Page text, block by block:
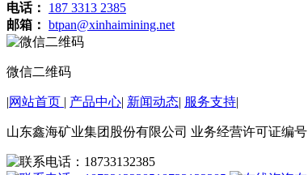
电话：
187 3313 2385
邮箱： btpan@xinhaimining.net
微信二维码
|网站首页 | 产品中心| 新闻动态| 服务支持|
山东鑫海矿业集团股份有限公司 业务经营许可证编号